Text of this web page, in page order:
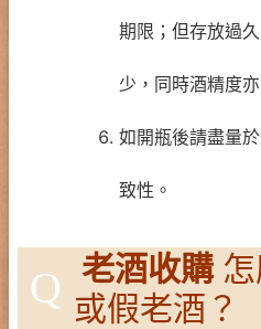
期限；但存放過
少，同時酒精度
如開瓶後請盡量
致性。
Q 老酒收購
或假老酒？